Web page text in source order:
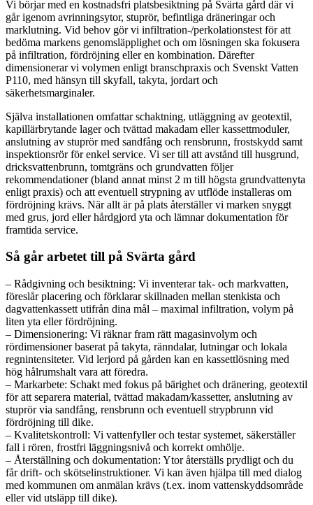
Vi börjar med en kostnadsfri platsbesiktning på Svärta gård där vi
går igenom avrinningsytor, stuprör, befintliga dräneringar och
marklutning. Vid behov gör vi infiltration-/perkolationstest för att
bedöma markens genomsläpplighet och om lösningen ska fokusera
på infiltration, fördröjning eller en kombination. Därefter
dimensionerar vi volymen enligt branschpraxis och Svenskt Vatten
P110, med hänsyn till skyfall, takyta, jordart och
säkerhetsmarginaler.
Själva installationen omfattar schaktning, utläggning av geotextil,
kapillärbrytande lager och tvättad makadam eller kassettmoduler,
anslutning av stuprör med sandfång och rensbrunn, frostskydd samt
inspektionsrör för enkel service. Vi ser till att avstånd till husgrund,
dricksvattenbrunn, tomtgräns och grundvatten följer
rekommendationer (bland annat minst 2 m till högsta grundvattenyta
enligt praxis) och att eventuell strypning av utflöde installeras om
fördröjning krävs. När allt är på plats återställer vi marken snyggt
med grus, jord eller hårdgjord yta och lämnar dokumentation för
framtida service.
Så går arbetet till på Svärta gård
– Rådgivning och besiktning: Vi inventerar tak- och markvatten,
föreslår placering och förklarar skillnaden mellan stenkista och
dagvattenkassett utifrån dina mål – maximal infiltration, volym på
liten yta eller fördröjning.
– Dimensionering: Vi räknar fram rätt magasinvolym och
rördimensioner baserat på takyta, ränndalar, lutningar och lokala
regnintensiteter. Vid lerjord på gården kan en kassettlösning med
hög hålrumshalt vara att föredra.
– Markarbete: Schakt med fokus på bärighet och dränering, geotextil
för att separera material, tvättad makadam/kassetter, anslutning av
stuprör via sandfång, rensbrunn och eventuell strypbrunn vid
fördröjning till dike.
– Kvalitetskontroll: Vi vattenfyller och testar systemet, säkerställer
fall i rören, frostfri läggningsnivå och korrekt omhölje.
– Återställning och dokumentation: Ytor återställs prydligt och du
får drift- och skötselinstruktioner. Vi kan även hjälpa till med dialog
med kommunen om anmälan krävs (t.ex. inom vattenskyddsområde
eller vid utsläpp till dike).